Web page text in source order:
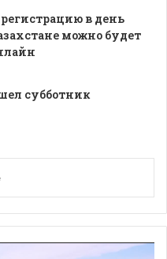
в день
можно будет
субботник